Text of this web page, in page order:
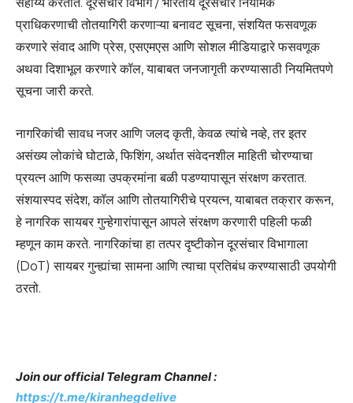
प्राधिकरणाची तोतयागिरी करणाऱ्या बनावट सूचना, संशयित फसवणूक
करणारे संवाद आणि प्रेस, एसएमएस आणि सोशल मीडियाद्वारे फसवणूक
अथवा दिशाभूल करणारे कॉल, याबाबत जनजागृती करण्यासाठी नियमितपणे
सूचना जारी करते.
नागरिकांची सावध नजर आणि जलद कृती, केवळ त्यांचे नव्हे, तर इतर
असंख्य लोकांचे घोटाळे, फिशिंग, अर्थात संवेदनशील माहिती चोरण्याचा
प्रयत्न आणि फसव्या उपक्रमांना बळी पडण्यापासून संरक्षण करतात.
संशयास्पद संदेश, कॉल आणि तोतयागिरीचे प्रयत्न, याबाबत तक्रार करून,
हे नागरिक सायबर गुन्हेगारांपासून आपले संरक्षण करणारी पहिली फळी
म्हणून काम करते. नागरिकांचा हा तत्पर दृष्टीकोन दूरसंचार विभागाला
(DoT) सायबर गुन्ह्यांचा सामना आणि त्याचा प्रतिबंध करण्यासाठी उपयोगी
ठरतो.
Join our official Telegram Channel :
https://t.me/kiranhegdelive